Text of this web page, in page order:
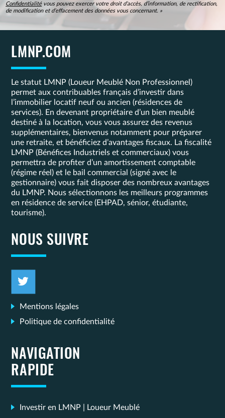
Confidentialitévous pouvez exercer votre droit d’accès, d’information, de rectification,
de modification et d’effacement des données vous concernant. »
LMNP.COM
Le statut LMNP (Loueur Meublé Non Professionnel)
permet aux contribuables français d’investir dans
l’immobilier locatif neuf ou ancien (résidences de
services). En devenant propriétaire d’un bien meublé
destiné à la location, vous vous assurez des revenus
supplémentaires, bienvenus notamment pour préparer
une retraite, et bénéficiez d’avantages fiscaux. La fiscalité
LMNP (Bénéfices Industriels et commerciaux) vous
permettra de profiter d’un amortissement comptable
(régime réel) et le bail commercial (signé avec le
gestionnaire) vous fait disposer des nombreux avantages
du LMNP. Nous sélectionnons les meilleurs programmes
en résidence de service (EHPAD, sénior, étudiante,
tourisme).
NOUS SUIVRE
Mentions légales
Politique de confidentialité
NAVIGATION
RAPIDE
Investir en LMNP | Loueur Meublé